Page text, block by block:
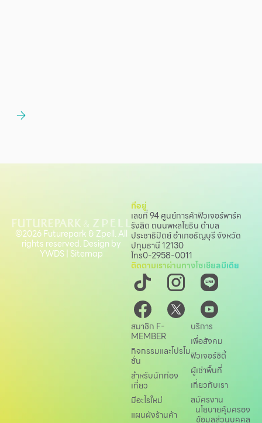
ที่อยู่
เลขที่ 94 ศูนย์การค้าฟิวเจอร์พาร์ค
รังสิต ถนนพหลโยธิน ตำบล
ประชาธิปัตย์ อำเภอธัญบุรี จังหวัด
ปทุมธานี 12130
โทร0-2958-0011
ติดตามเราผ่านทางโซเชียลมีเดีย
สมาชิก F-
MEMBER
กิจกรรมและโปรโม
ชั่น
สำหรับนักท่อง
เที่ยว
มีอะไรใหม่
แผนผังร้านค้า
บริการ
เพื่อสังคม
ฟิวเจอร์ซิตี้
ผู้เช่าพื้นที่
เกี่ยวกับเรา
สมัครงาน
นโยบายคุ้มครอง
ข้อมูลส่วนบุคคล
©2026 Futurepark & Zpell. All
rights reserved. Design by
YWDS| Sitemap